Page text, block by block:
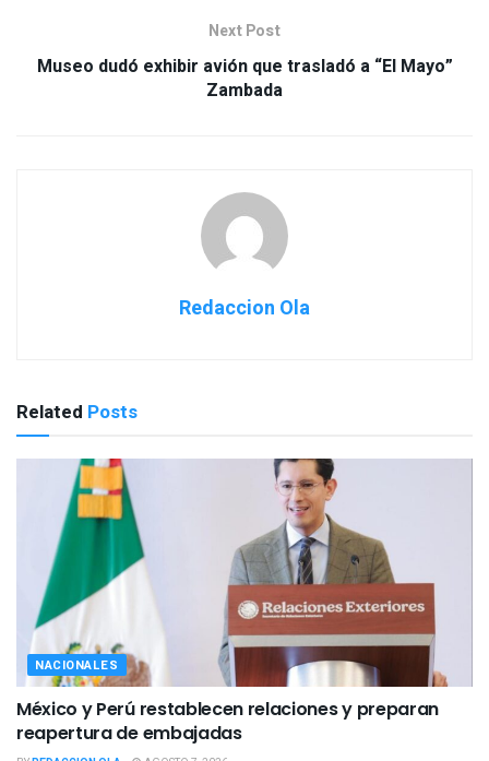
Next Post
Museo dudó exhibir avión que trasladó a “El Mayo”
Zambada
Redaccion Ola
Related Posts
NACIONALES
México y Perú restablecen relaciones y preparan
reapertura de embajadas